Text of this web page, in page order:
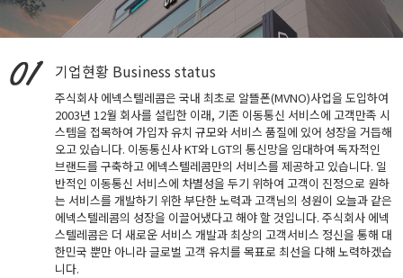
기업현황 Business status
주식회사 에넥스텔레콤은 국내 최초로 알뜰폰(MVNO)사업을 도입하여
2003년 12월 회사를 설립한 이래, 기존 이동통신 서비스에 고객만족 시
스템을 접목하여 가입자 유치 규모와 서비스 품질에 있어 성장을 거듭해
오고 있습니다. 이동통신사 KT와 LGT의 통신망을 임대하여 독자적인
브랜드를 구축하고 에넥스텔레콤만의 서비스를 제공하고 있습니다. 일
반적인 이동통신 서비스에 차별성을 두기 위하여 고객이 진정으로 원하
는 서비스를 개발하기 위한 부단한 노력과 고객님의 성원이 오늘과 같은
에넥스텔레콤의 성장을 이끌어냈다고 해야 할 것입니다. 주식회사 에넥
스텔레콤은 더 새로운 서비스 개발과 최상의 고객서비스 정신을 통해 대
한민국 뿐만 아니라 글로벌 고객 유치를 목표로 최선을 다해 노력하겠습
니다.